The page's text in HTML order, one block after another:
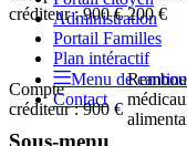
créditeur :900 € 200 €
Compte
créditeur :900 €
Administration
Portail Familles
Plan intéractif
Menu de cantine
Contact